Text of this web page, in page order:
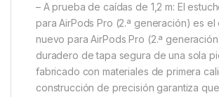
– A prueba de caídas de 1,2 m: El
para AirPods Pro (2.ª generación) es el
nuevo para AirPods Pro (2.ª
duradero de tapa segura de una sola
fabricado con materiales de primera
construcción de precisión garantiza